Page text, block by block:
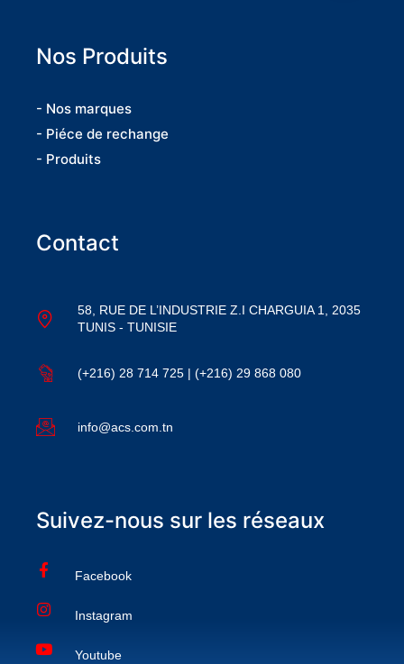
Nos Produits
- Nos marques
- Piéce de rechange
- Produits
Contact
58, RUE DE L’INDUSTRIE Z.I CHARGUIA 1, 2035
TUNIS - TUNISIE
(+216) 28 714 725 | (+216) 29 868 080
info@acs.com.tn
Suivez-nous sur les réseaux
Facebook
Instagram
Youtube